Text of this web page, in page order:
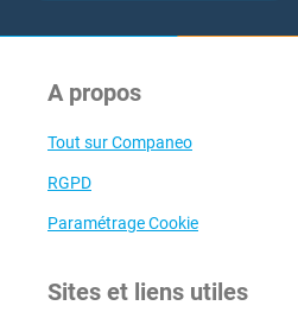
A propos
Tout sur Companeo
RGPD
Paramétrage Cookie
Sites et liens utiles